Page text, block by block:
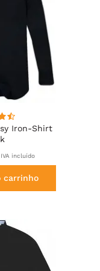
Iron-Shirt
IVA incluído
carrinho